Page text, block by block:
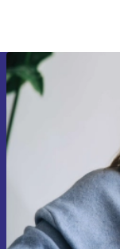
Informacje na